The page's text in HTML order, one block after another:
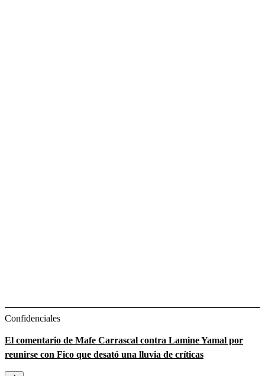
Confidenciales
El comentario de Mafe Carrascal contra Lamine Yamal por
reunirse con Fico que desató una lluvia de críticas